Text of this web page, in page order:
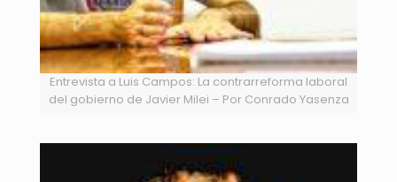
Entrevista a Luis Campos: La contrarreforma laboral
del gobierno de Javier Milei – Por Conrado Yasenza